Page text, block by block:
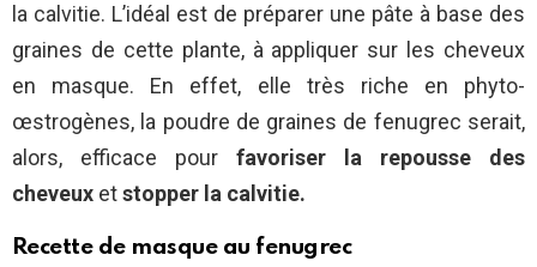
la calvitie. L’idéal est de préparer une pâte à base des
graines de cette plante, à appliquer sur les cheveux
en masque. En effet, elle très riche en phyto-
œstrogènes, la poudre de graines de fenugrec serait,
alors, efficace pour favoriser la repousse des
cheveux etstopper la calvitie.
Recette de masque au fenugrec